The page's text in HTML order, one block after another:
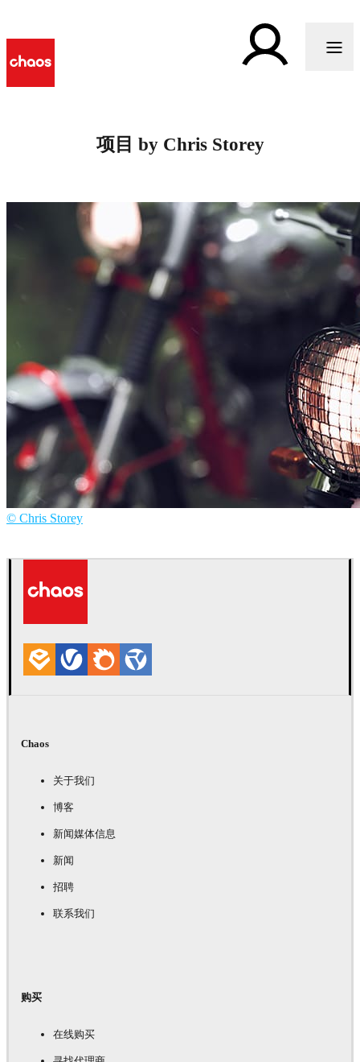
项目 by Chris Storey
© Chris Storey
Chaos
关于我们
博客
新闻媒体信息
新闻
招聘
联系我们
购买
在线购买